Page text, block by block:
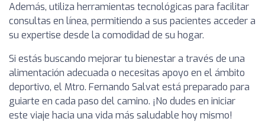
Además, utiliza herramientas tecnológicas para facilitar
consultas en línea, permitiendo a sus pacientes acceder a
su expertise desde la comodidad de su hogar.
Si estás buscando mejorar tu bienestar a través de una
alimentación adecuada o necesitas apoyo en el ámbito
deportivo, el Mtro. Fernando Salvat está preparado para
guiarte en cada paso del camino. ¡No dudes en iniciar
este viaje hacia una vida más saludable hoy mismo!